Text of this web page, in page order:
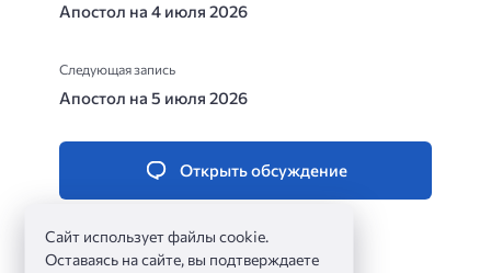
Апостол на 4 июля 2026
Следующая запись
Апостол на 5 июля 2026
Открыть обсуждение
Сайт использует файлы cookie.
Оставаясь на сайте, вы подтверждаете